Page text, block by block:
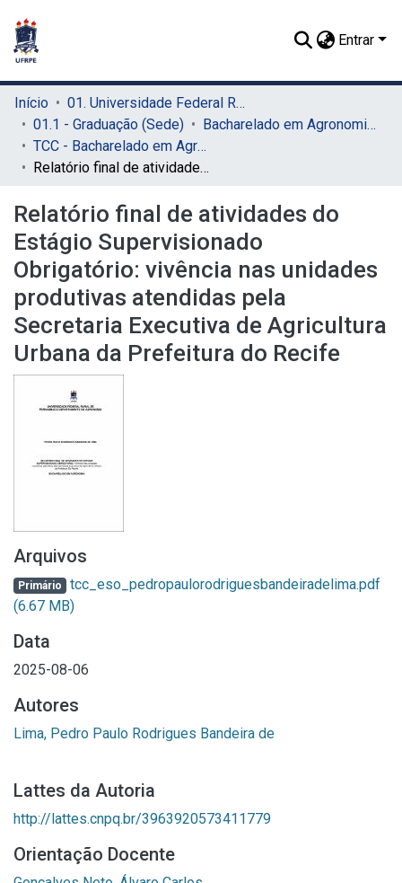
Entrar
Início
01. Universidade Federal Rural de Pernambuco - UFRPE (Sede)
01.1 - Graduação (Sede)
Bacharelado em Agronomia (Sede)
TCC - Bacharelado em Agronomia (Sede)
Relatório final de atividades do Estágio Supervisionado Obrigatório: vivência nas unidades produtivas atendidas pela Secretaria Executiva de Agricultura Urbana da Prefeitura do Recife
Relatório final de atividades do
Estágio Supervisionado
Obrigatório: vivência nas unidades
produtivas atendidas pela
Secretaria Executiva de Agricultura
Urbana da Prefeitura do Recife
Arquivos
Primário tcc_eso_pedropaulorodriguesbandeiradelima.pdf
(6.67 MB)
Data
2025-08-06
Autores
Lima, Pedro Paulo Rodrigues Bandeira de
Lattes da Autoria
http://lattes.cnpq.br/3963920573411779
Orientação Docente